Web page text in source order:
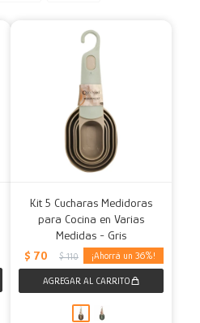
Kit 5 Cucharas Medidoras
para Cocina en Varias
Medidas - Gris
$ 70 $ 110 36